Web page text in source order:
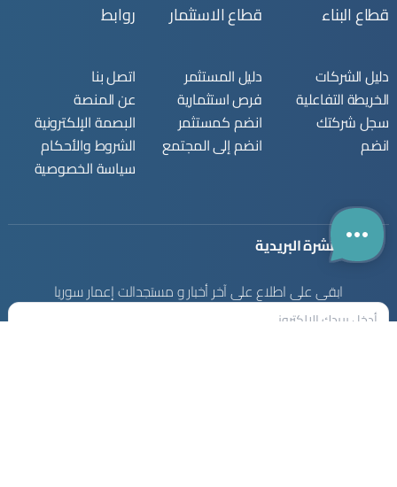
قطاع البناء
دليل الشركات
الخريطة التفاعلية
سجل شركتك
انضم
قطاع الاستثمار
دليل المستثمر
فرص استثمارية
انضم كمستثمر
انضم إلى المجتمع
روابط
اتصل بنا
عن المنصة
البصمة الإلكترونية
الشروط والأحكام
سياسة الخصوصية
النشرة البريدية
ابقى على اطلاع على آخر أخبار و مستجدالت إعمار سوريا